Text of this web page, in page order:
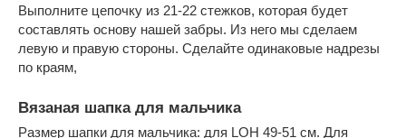
Выполните цепочку из 21-22 стежков, которая будет
составлять основу нашей забры. Из него мы сделаем
левую и правую стороны. Сделайте одинаковые надрезы
по краям,
Вязаная шапка для мальчика
Размер шапки для мальчика: для LOH 49-51 см. Для